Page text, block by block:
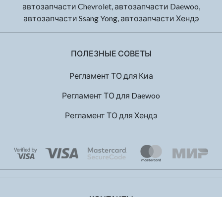
автозапчасти Chevrolet, автозапчасти Daewoo,
автозапчасти Ssang Yong, автозапчасти Хендэ
ПОЛЕЗНЫЕ СОВЕТЫ
Регламент ТО для Киа
Регламент ТО для Daewoo
Регламент ТО для Хендэ